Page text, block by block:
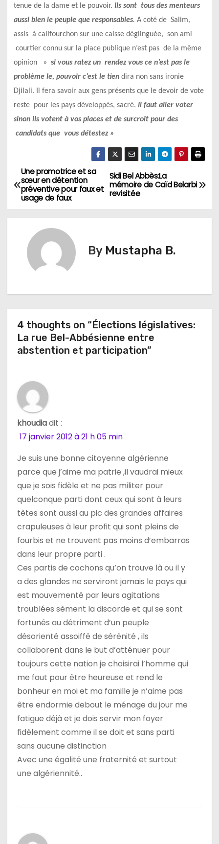
tenue de la dame et le pouvoir. Ils sont tous des menteurs
aussi bien le peuple que responsables. A coté de Salim,
assis à califourchon sur une caisse déglinguée, son ami
courtier connu sur la place publique n’est pas de la même
opinion » si vous ratez un rendez vous ce n’est pas le
problème le, pouvoir c’est le tiendira non sans ironie
Djilali. Il fera savoir aux gens présents que le devoir de vote
reste pour les pays développés, sacré. Il faut aller voter
sinon ils votent à vos places et de surcroit pour des
candidats que vous détestez »
N
a
v
o
d
e
a
r
t
c
e
Sidi Bel Abbès:La
mémoire de Caïd Belarbi
revisitée
Une promotrice et sa
sœur en détention
préventive pour faux et
usage de faux
By Mustapha B.
4 thoughts on “Élections législatives:
La rue Bel-Abbésienne entre
abstention et participation”
khoudiadit :
17 janvier 2012 à 21 h 05 min
Je suis une bonne citoyenne algérienne
parce que j’aime ma patrie ,il vaudrai mieux
que je sois fidèle et ne pas militer pour
quelconque parti dont ceux qui sont à leurs
tètes sont aussi au pic des grandes affaires
crapuleuses à leur profit qui sont pleins de
fourbis et ne trouvent pas moins d’embarras
dans leur propre parti .
Ces partis de cochons qu’on trouve là ou il y
a des glandes ne serviront jamais le pays qui
est mouvementé par leurs agitations
troublées sèment la discorde et qui se sont
fortunés au détriment d’un peuple
désorienté assoiffé de sérénité , ils
collaborent dans le but d’atténuer pour
toujours cette nation je choisirai l’homme qui
me faut pour être heureuse et rend le
bonheur en moi et ma famille je n’aime pas
être endormie debout le ménage du jour me
fatigue déjà et je dois servir mon foyer
fidèlement comme il se doit et sans parti
sans aucune distinction
Avec une égalité une fraternité et surtout
une algériennité..